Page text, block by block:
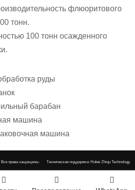
флюоритового
тонн.
100 тонн осажденного
руды
барабан
машина
машина
Все права защищены. Техническая поддержка: Hubei Zhiqu Technology